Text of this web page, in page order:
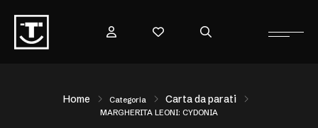
Home Categoria Carta da parati
MARGHERITA LEONI: CYDONIA